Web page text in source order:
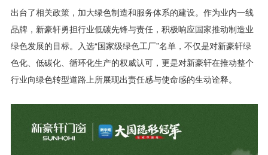
出台了相关政策，加大绿色制造和服务体系的建设。作为业内一线
品牌，新豪轩勇担行业低碳先锋与责任，积极响应国家推动制造业
绿色发展的目标。入选“国家级绿色工厂”名单，不仅是对新豪轩绿
色化、低碳化、循环化生产的权威认可，更是对新豪轩在推动整个
行业向绿色转型道路上所展现出责任感与使命感的生动诠释。